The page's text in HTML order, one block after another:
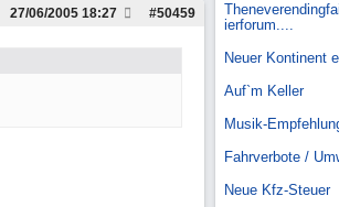
#50459
27/06/2005 18:27
ierforum....
Neuer Kontinent
Auf`m Keller
Musik-
Fahrverbote /
Neue Kfz-Steuer